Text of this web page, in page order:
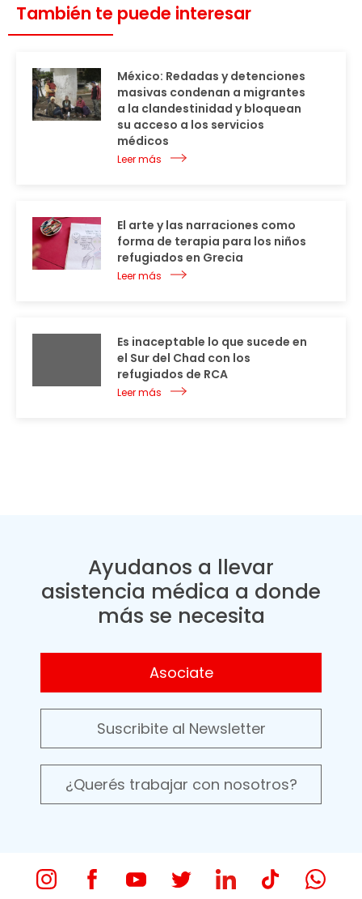
También te puede interesar
México: Redadas y detenciones
masivas condenan a migrantes
a la clandestinidad y bloquean
su acceso a los servicios
médicos
Leer más
El arte y las narraciones como
forma de terapia para los niños
refugiados en Grecia
Leer más
Es inaceptable lo que sucede en
el Sur del Chad con los
refugiados de RCA
Leer más
Ayudanos a llevar
asistencia médica a donde
más se necesita
Asociate
Suscribite al Newsletter
¿Querés trabajar con nosotros?